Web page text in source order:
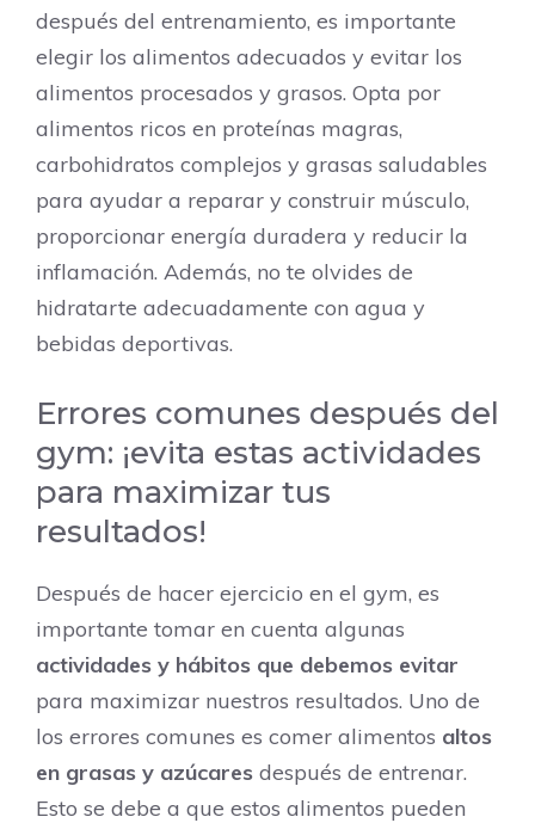
después del entrenamiento, es importante
elegir los alimentos adecuados y evitar los
alimentos procesados y grasos. Opta por
alimentos ricos en proteínas magras,
carbohidratos complejos y grasas saludables
para ayudar a reparar y construir músculo,
proporcionar energía duradera y reducir la
inflamación. Además, no te olvides de
hidratarte adecuadamente con agua y
bebidas deportivas.
Errores comunes después del
gym: ¡evita estas actividades
para maximizar tus
resultados!
Después de hacer ejercicio en el gym, es
importante tomar en cuenta algunas
actividades y hábitos que debemos evitar
para maximizar nuestros resultados. Uno de
los errores comunes es comer alimentos altos
en grasas y azúcares después de entrenar.
Esto se debe a que estos alimentos pueden